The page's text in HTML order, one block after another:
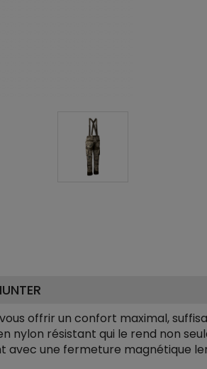
offrir un confort maximal,
nylon résistant qui le rend non
avec une fermeture magnétique